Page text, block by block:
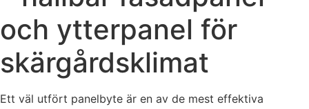
och ytterpanel för
skärgårdsklimat
Ett väl utfört panelbyte är en av de mest effektiva